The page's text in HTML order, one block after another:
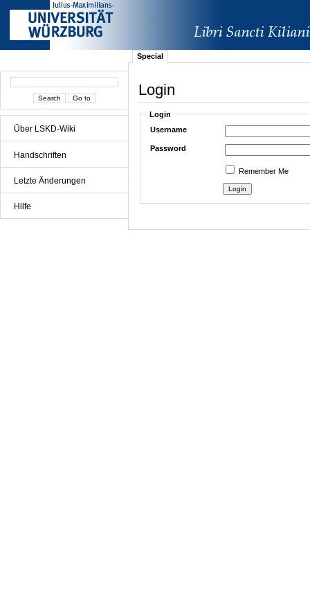
Über LSKD-Wiki
Handschriften
Letzte Änderungen
Hilfe
Special
Login
Login
Username
Password
Remember Me